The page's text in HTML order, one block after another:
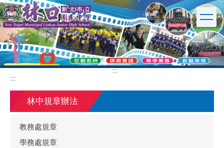
跳
到
主
要
內
容
區
:::
:::
林中規章辦法
教務處規章
學務處規章